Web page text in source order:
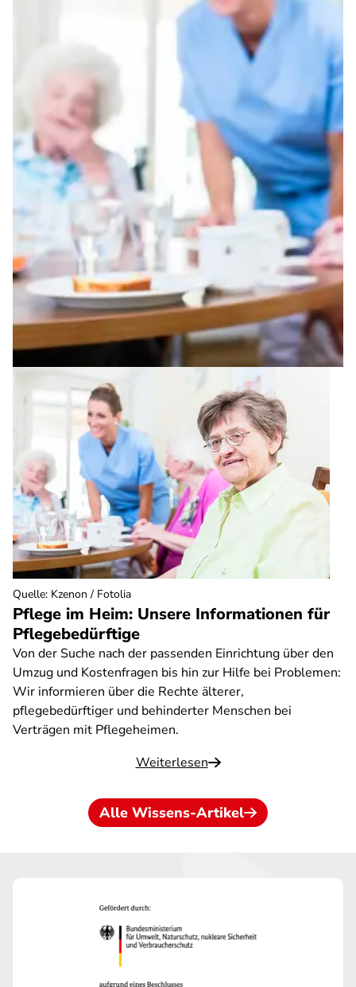
Pflege im Heim: Unsere Informationen für
Pflegebedürftige
Von der Suche nach der passenden Einrichtung über den
Umzug und Kostenfragen bis hin zur Hilfe bei Problemen:
Wir informieren über die Rechte älterer,
pflegebedürftiger und behinderter Menschen bei
Verträgen mit Pflegeheimen.
Weiterlesen
Quelle: Kzenon / Fotolia
Alle Wissens-Artikel